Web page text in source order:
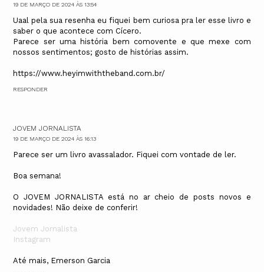
19 DE MARÇO DE 2024 ÀS 13:54
Uaal pela sua resenha eu fiquei bem curiosa pra ler esse livro e
saber o que acontece com Cícero.
Parece ser uma história bem comovente e que mexe com
nossos sentimentos; gosto de histórias assim.
https://www.heyimwiththeband.com.br/
RESPONDER
JOVEM JORNALISTA
19 DE MARÇO DE 2024 ÀS 16:13
Parece ser um livro avassalador. Fiquei com vontade de ler.
Boa semana!
O JOVEM JORNALISTA está no ar cheio de posts novos e
novidades! Não deixe de conferir!
Jovem Jornalista
Instagram
Até mais, Emerson Garcia